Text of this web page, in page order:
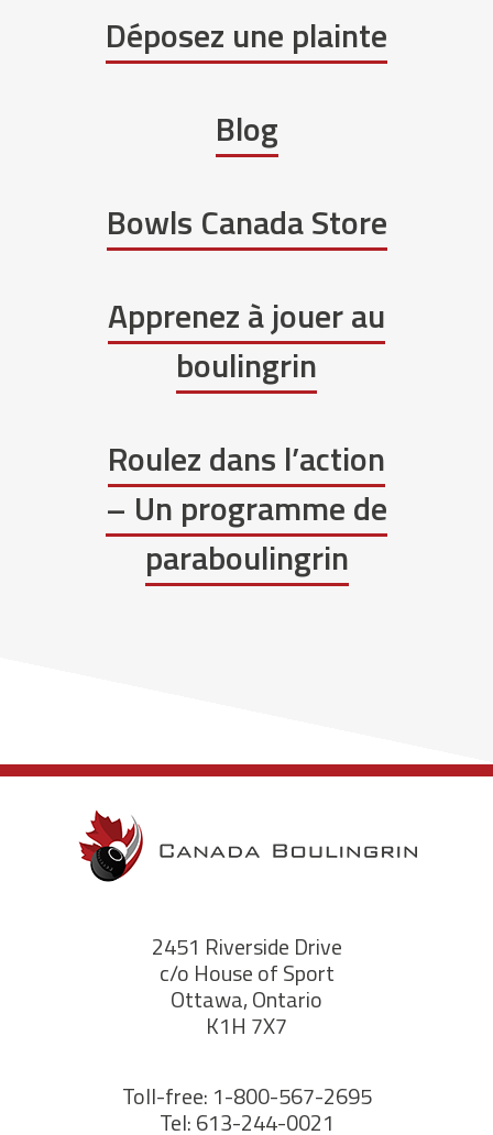
Déposez une plainte
Blog
Bowls Canada Store
Apprenez à jouer au
boulingrin
Roulez dans l’action
– Un programme de
paraboulingrin
2451 Riverside Drive
c/o House of Sport
Ottawa, Ontario
K1H 7X7
Toll-free: 1-800-567-2695
Tel: 613-244-0021